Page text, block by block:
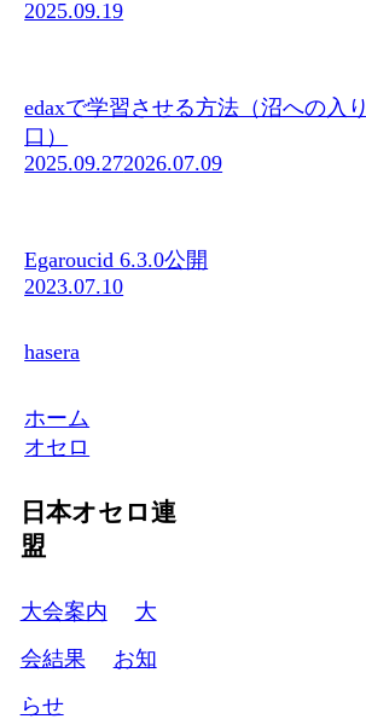
2025.09.19
edaxで学習させる方法（沼への入り
口）
2025.09.272026.07.09
Egaroucid 6.3.0公開
2023.07.10
hasera
ホーム
オセロ
日本オセロ連
盟
大会案内
大
会結果
お知
らせ